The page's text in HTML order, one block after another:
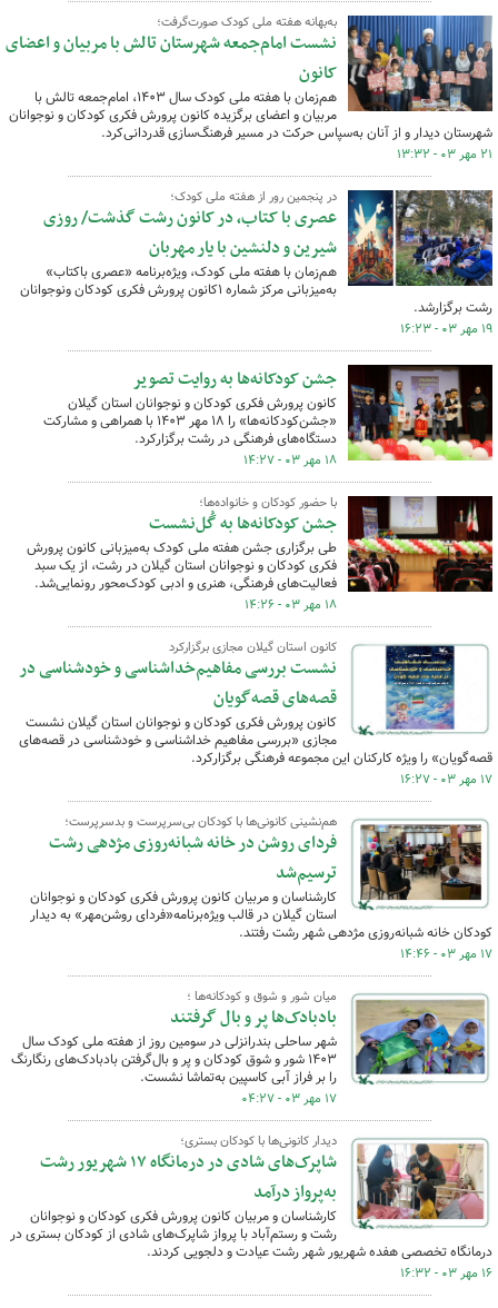
به‌بهانه هفته ملی کودک صورت‌گرفت؛
نشست امام‌جمعه شهرستان تالش با مربیان و اعضای
کانون
هم‌زمان با هفته ملی کودک سال ۱۴۰۳، امام‌جمعه تالش با
مربیان و اعضای برگزیده کانون پرورش فکری کودکان و نوجوانان
شهرستان دیدار و از آنان به‌سپاس حرکت در مسیر فرهنگ‌سازی قدردانی‌کرد.
۲۱ مهر ۰۳ - ۱۳:۳۲
در پنجمین رور از هفته ملی کودک؛
عصری با کتاب، در کانون رشت گذشت/ روزی
شیرین و دلنشین با یار مهربان
هم‌زمان با هفته ملی کودک، ویژه‌برنامه «عصری باکتاب»
به‌میزبانی مرکز شماره ۱کانون پرورش فکری کودکان ونوجوانان
رشت برگزارشد.
۱۹ مهر ۰۳ - ۱۶:۲۳
جشن کودکانه‌ها به روایت تصویر
کانون پرورش فکری کودکان و نوجوانان استان گیلان
«جشن‌کودکانه‌ها» را ۱۸ مهر ۱۴۰۳ با همراهی و مشارکت
دستگاه‌های فرهنگی در رشت برگزارکرد.
۱۸ مهر ۰۳ - ۱۴:۲۷
با حضور کودکان و خانواده‌ها؛
جشن کودکانه‌ها به گُل‌نشست
طی برگزاری جشن هفته ملی کودک به‌میزبانی کانون پرورش
فکری کودکان و نوجوانان استان گیلان در رشت، از یک سبد
فعالیت‌های فرهنگی، هنری و ادبی کودک‌محور رونمایی‌شد.
۱۸ مهر ۰۳ - ۱۴:۲۶
کانون استان گیلان مجازی برگزارکرد
نشست بررسی مفاهیم‌خداشناسی و خودشناسی در
قصه‌های قصه‌گویان
کانون پرورش فکری کودکان و نوجوانان استان گیلان نشست
مجازی «بررسی مفاهیم خداشناسی و خودشناسی در قصه‌های
قصه‌گویان» را ویژه کارکنان این مجموعه فرهنگی برگزارکرد.
۱۷ مهر ۰۳ - ۱۶:۲۷
هم‌نشینی کانونی‌ها با کودکان بی‌سرپرست و بدسرپرست؛
فردای روشن در خانه شبانه‌روزی مژدهی رشت
ترسیم‌شد
کارشناسان و مربیان کانون پرورش فکری کودکان و نوجوانان
استان گیلان در قالب ویژه‌برنامه«فردای روشن‌مهر» به دیدار
کودکان خانه شبانه‌روزی مژدهی‌ شهر رشت رفتند.
۱۷ مهر ۰۳ - ۱۴:۴۶
میان شور و شوق و کودکانه‌ها ؛
بادبادک‌ها پر و بال گرفتند
شهر ساحلی بندرانزلی در سومین روز از هفته ملی کودک سال
۱۴۰۳ شور و شوق کودکان و پر و بال‌گرفتن بادبادک‌های رنگارنگ
را بر فراز آبی کاسپین به‌تماشا نشست.
۱۷ مهر ۰۳ - ۰۴:۲۷
دیدار کانونی‌ها با کودکان بستری؛
شاپرک‌های شادی در درمانگاه ۱۷ شهریور رشت
به‌پرواز درآمد
کارشناسان و مربیان کانون پرورش فکری کودکان و نوجوانان
رشت و رستم‌آباد با پرواز شاپرک‌های شادی از کودکان بستری در
درمانگاه تخصصی هفده شهریور شهر رشت عیادت و دلجویی کردند.
۱۶ مهر ۰۳ - ۱۶:۳۲